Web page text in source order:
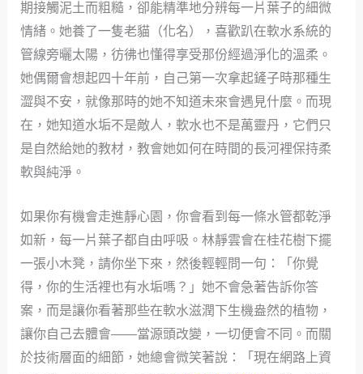
期接觸泥土而粗糙，卻能精準地分辨每一片葉子的細微
情緒。她養了一隻老貓（化名），喜歡趴在軟水系統的
管線旁曬太陽，彷彿也懂得享受那份經過淨化的溫柔。
她偶爾會想起四十年前，自己第一次拿起鏟子時那種生
澀與不安，就像那時的她不知道未來會遇見什麼。而現
在，她知道水垢不是敵人，軟水也不是萬靈丹，它們只
是自然給她的教材，教會她如何在時間的長河裡保持柔
軟與純淨。
如果你有機會走進靜心園，你會看到每一條水管都乾淨
如新，每一片葉子都自由呼吸。林靜雲會在桂花樹下擺
一張小木凳，請你坐下來，然後輕輕問一句：「你覺
得，你的生活裡也有水垢嗎？」她不會急著告訴你答
案，而是讓你看著那些在軟水滋潤下生機盎然的植物，
讓你自己去體會——當源頭改變，一切便會不同。而關
於技術層面的細節，她總會微笑著說：「現在網路上資